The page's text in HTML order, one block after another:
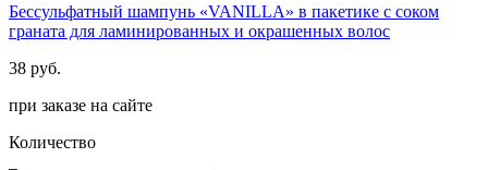
Беcсульфатный шампунь «VANILLA» в пакетике с соком
граната для ламинированных и окрашенных волос
38 руб.
при заказе на сайте
Количество